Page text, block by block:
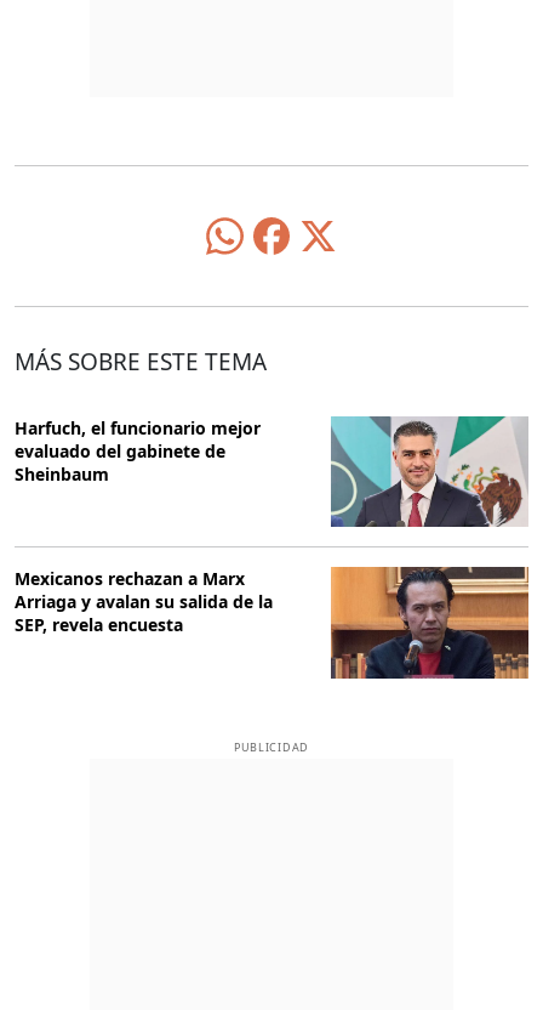
MÁS SOBRE ESTE TEMA
Harfuch, el funcionario mejor
evaluado del gabinete de
Sheinbaum
Mexicanos rechazan a Marx
Arriaga y avalan su salida de la
SEP, revela encuesta
PUBLICIDAD